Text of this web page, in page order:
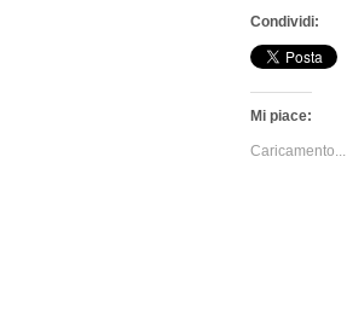
Condividi:
Mi piace:
Caricamento...